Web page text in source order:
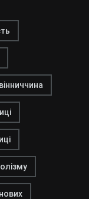
вінниччина